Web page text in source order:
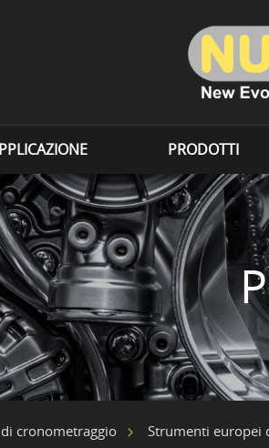
PRODOTTI
cronometraggio
Strumenti europei